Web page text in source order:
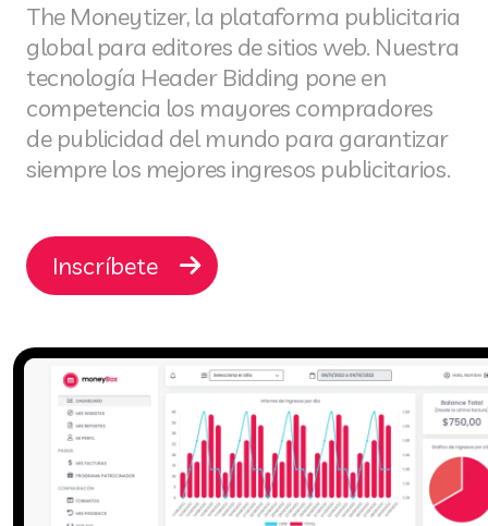
The Moneytizer, la plataforma publicitaria
global para editores de sitios web. Nuestra
tecnología Header Bidding pone en
competencia los mayores compradores
de publicidad del mundo para garantizar
siempre los mejores ingresos publicitarios.
Inscríbete